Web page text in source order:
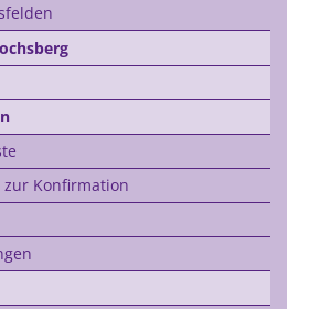
Konfirmation